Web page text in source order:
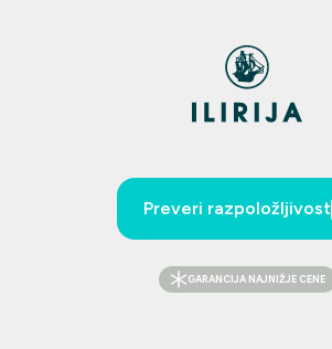
Preveri razpoložljivost
GARANCIJA NAJNIŽJE CENE